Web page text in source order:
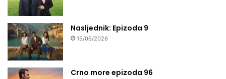
Nasljednik: Epizoda 9
15/06/2026
Crno more epizoda 96